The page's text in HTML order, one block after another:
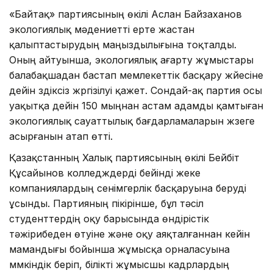
«Байтақ» партиясының өкілі Аслан Байзаханов
экологиялық мәдениетті ерте жастан
қалыптастырудың маңыздылығына тоқталды.
Оның айтуынша, экологиялық ағарту жұмыстары
балабақшадан бастап мемлекеттік басқару жүйесіне
дейін үздіксіз жүргізілуі қажет. Сондай-ақ партия осы
уақытқа дейін 150 мыңнан астам адамды қамтыған
экологиялық сауаттылық бағдарламаларын жүзеге
асырғанын атап өтті.
Қазақстанның Халық партиясының өкілі Бейбіт
Құсайынов колледждерді бейінді жеке
компаниялардың сенімгерлік басқаруына беруді
ұсынды. Партияның пікірінше, бұл тәсіл
студенттердің оқу барысында өндірістік
тәжірибеден өтуіне және оқу аяқталғаннан кейін
мамандығы бойынша жұмысқа орналасуына
мүмкіндік беріп, білікті жұмысшы кадрлардың